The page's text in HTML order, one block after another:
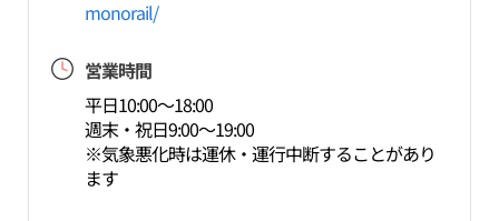
monorail/
営業時間
平日10:00～18:00
週末・祝日9:00～19:00
※気象悪化時は運休・運行中断することがあり
ます